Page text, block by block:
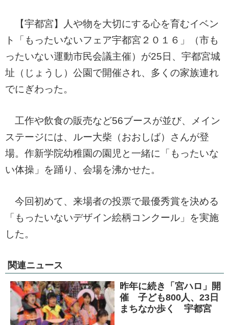
【宇都宮】人や物を大切にする心を育むイベン
ト「もったいないフェア宇都宮２０１６」（市も
ったいない運動市民会議主催）が25日、宇都宮城
址（じょうし）公園で開催され、多くの家族連れ
でにぎわった。
工作や飲食の販売など56ブースが並び、メイン
ステージには、ルー大柴（おおしば）さんが登
場。作新学院幼稚園の園児と一緒に「もったいな
い体操」を踊り、会場を沸かせた。
今回初めて、来場者の投票で最優秀賞を決める
「もったいないデザイン絵柄コンクール」を実施
した。
関連ニュース
昨年に続き「宮ハロ」開
催 子ども800人、23日
まちなか歩く 宇都宮